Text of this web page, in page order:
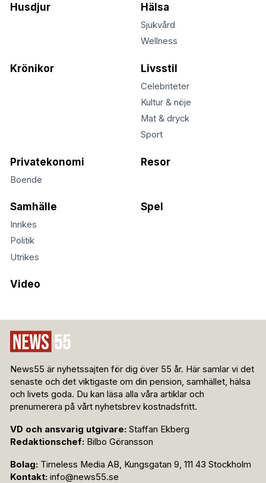
Husdjur Hälsa
Sjukvård
Wellness
Krönikor Livsstil
Celebriteter
Kultur & nöje
Mat & dryck
Sport
Privatekonomi
Boende
Resor
Samhälle
Inrikes
Politik
Utrikes
Spel
Video
News55 är nyhetssajten för dig över 55 år. Här samlar vi det
senaste och det viktigaste om din pension, samhället, hälsa
och livets goda. Du kan läsa alla våra artiklar och
prenumerera på vårt nyhetsbrev kostnadsfritt.
VD och ansvarig utgivare: Staffan Ekberg
Redaktionschef: Bilbo Göransson
Bolag: Timeless Media AB, Kungsgatan 9, 111 43 Stockholm
Kontakt: info@news55.se